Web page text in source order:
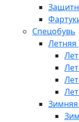
Спецобувь
Летняя